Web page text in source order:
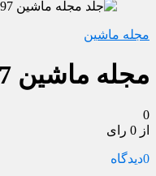
مجله ماشین
مجله ماشین 497
0
از 0 رای
0دیدگاه